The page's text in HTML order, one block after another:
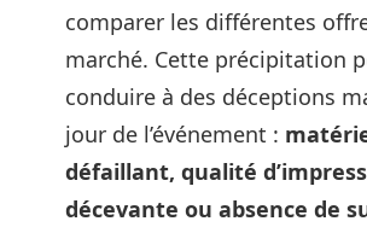
comparer les différentes
marché. Cette précipitation
conduire à des déceptions
jour de l’événement :
défaillant, qualité
décevante ou absence de